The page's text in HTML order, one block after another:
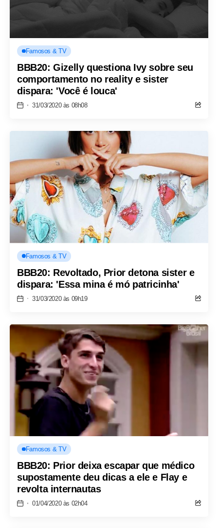
Famosos & TV
BBB20: Gizelly questiona Ivy sobre seu
comportamento no reality e sister
dispara: 'Você é louca'
31/03/2020 às 08h08
Famosos & TV
BBB20: Revoltado, Prior detona sister e
dispara: 'Essa mina é mó patricinha'
31/03/2020 às 09h19
Famosos & TV
BBB20: Prior deixa escapar que médico
supostamente deu dicas a ele e Flay e
revolta internautas
01/04/2020 às 02h04